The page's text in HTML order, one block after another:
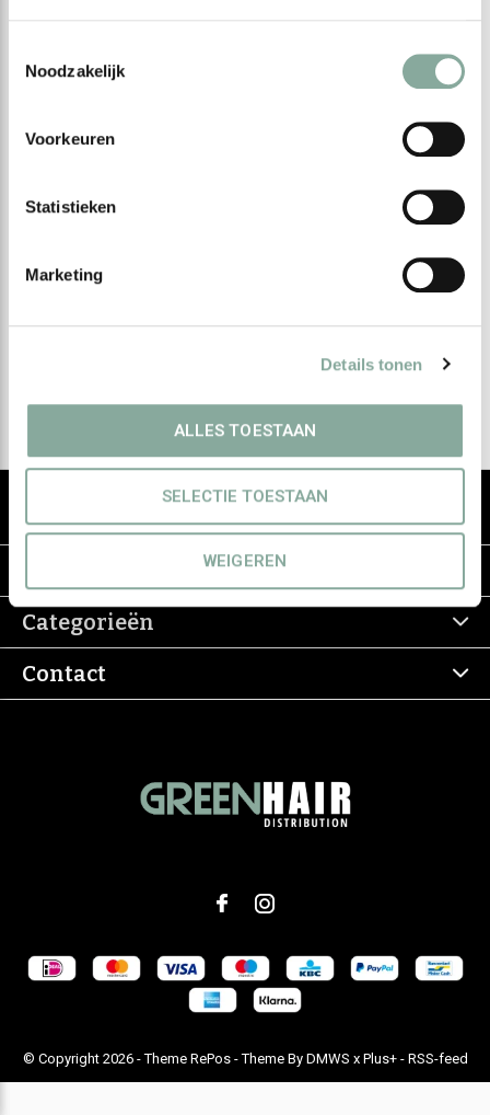
Noodzakelijk
Voorkeuren
Statistieken
Marketing
Details tonen
ALLES TOESTAAN
SELECTIE TOESTAAN
WEIGEREN
Meld je aan voor onze
Ontvang de nieuwste aanbiedingen en promoties
De groothandel voor eerlijke & groene
haarverzorging
Categorieën
Contact
© Copyright 2026- Theme RePos - Theme By DMWS x Plus+- RSS-feed